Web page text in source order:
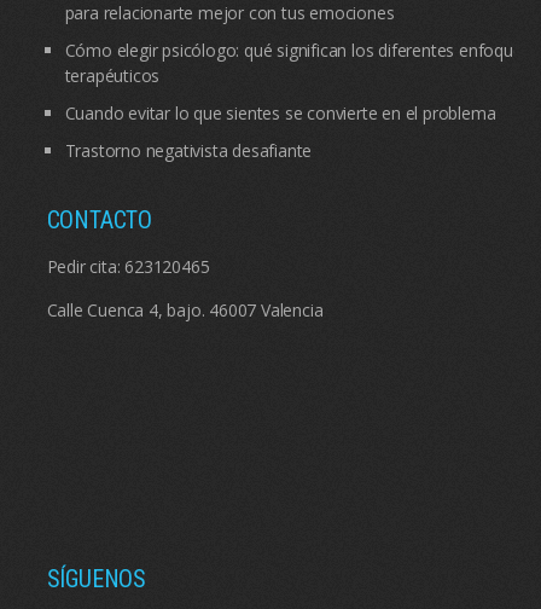
para relacionarte mejor con tus emociones
Cómo elegir psicólogo: qué significan los diferentes enfoques
terapéuticos
Cuando evitar lo que sientes se convierte en el problema
Trastorno negativista desafiante
CONTACTO
Pedir cita: 623120465
Calle Cuenca 4, bajo. 46007 Valencia
SÍGUENOS